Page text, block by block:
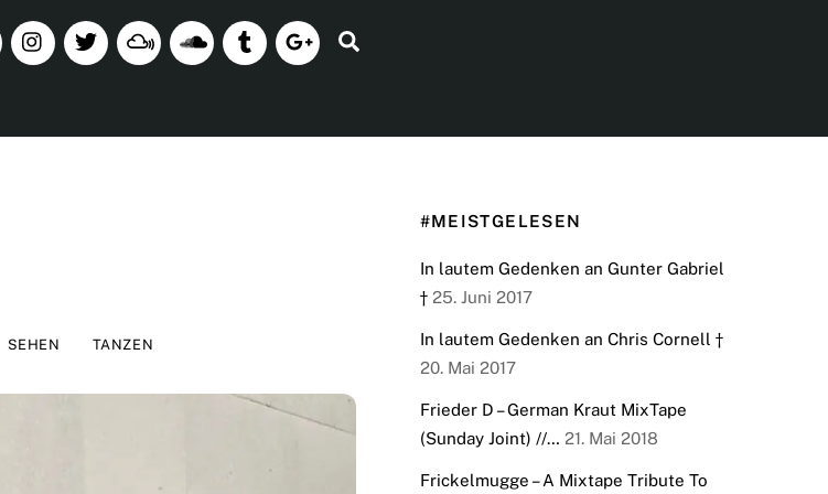
SEHEN TANZEN
#MEISTGELESEN
In lautem Gedenken an Gunter Gabriel
†25. Juni 2017
In lautem Gedenken an Chris Cornell †
20. Mai 2017
Frieder D – German Kraut MixTape
(Sunday Joint) //… 21. Mai 2018
Frickelmugge – A Mixtape Tribute To